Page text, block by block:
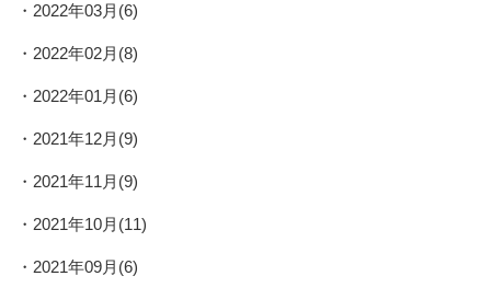
2022年03月(6)
2022年02月(8)
2022年01月(6)
2021年12月(9)
2021年11月(9)
2021年10月(11)
2021年09月(6)